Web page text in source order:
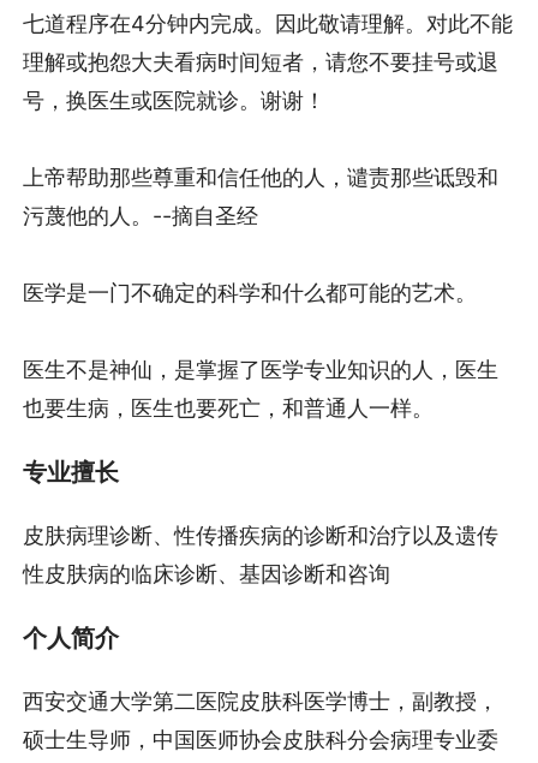
七道程序在4分钟内完成。因此敬请理解。对此不能
理解或抱怨大夫看病时间短者，请您不要挂号或退
号，换医生或医院就诊。谢谢！
上帝帮助那些尊重和信任他的人，谴责那些诋毁和
污蔑他的人。--摘自圣经
医学是一门不确定的科学和什么都可能的艺术。
医生不是神仙，是掌握了医学专业知识的人，医生
也要生病，医生也要死亡，和普通人一样。
专业擅长
皮肤病理诊断、性传播疾病的诊断和治疗以及遗传
性皮肤病的临床诊断、基因诊断和咨询
个人简介
西安交通大学第二医院皮肤科医学博士，副教授，
硕士生导师，中国医师协会皮肤科分会病理专业委